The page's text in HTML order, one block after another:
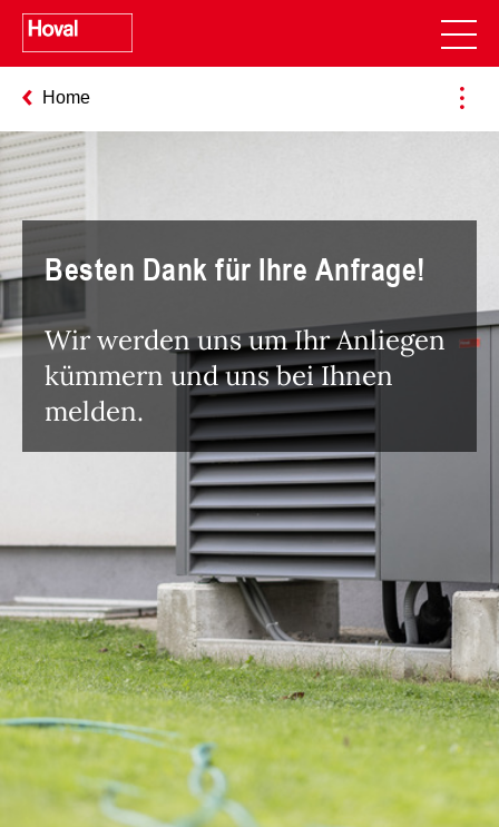
Home
Besten Dank für Ihre Anfrage!
Wir werden uns um Ihr Anliegen
kümmern und uns bei Ihnen
melden.